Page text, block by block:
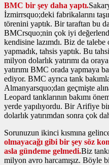
BMC bir şey daha yaptı.
İzmirrsquo;deki fabrikalarını
törenini yaptık. Bir taraftan bu
BMCrsquo;nin çok iyi
kendisine lazımdı. Biz de talebe
yapmadık, tahsis yaptık. Bu
milyon dolarlık yatırımı da
yatırımı BMC orada yapmaya
ediyor. BMC ayrıca tank
Almanyarsquo;dan geçmişte
Leopard tanklarının bakımı
yerde yapılıyordu. Bir Arifiye
dolarlık yatırımdan sonra çok
Sorunuzun ikinci kısmına
olmayacağı gibi bir şey söz
asla gündeme gelmedi.Biz
milyon avro harcamışız. Böyle